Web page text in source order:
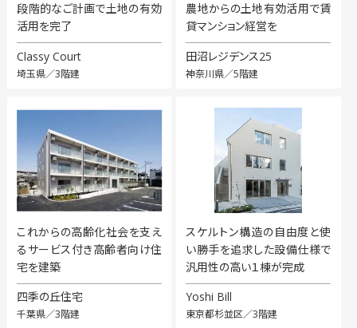
段階的なご計画で土地の有効
活用を完了
Classy Court
埼玉県／3階建
農地からの土地有効活用で賃
貸マンション経営を
田沼レジデンス25
神奈川県／5階建
これからの高齢化社会を支え
るサービス付き高齢者向け住
宅を建築
四季の丘住宅
千葉県／3階建
スケルトン構造の自由度と使
い勝手を追求した設備仕様で
汎用性の高い１棟が完成
Yoshi Bill
東京都杉並区／3階建